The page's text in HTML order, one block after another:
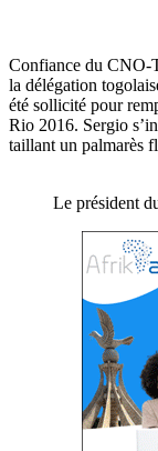
Confiance du CNO-
la délégation
été sollicité pour
Rio 2016. Sergio
taillant un palmarès
Le président